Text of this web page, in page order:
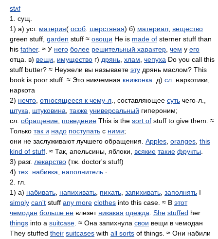
stʌf
1. сущ.
1) а) уст. материя( особ шерстяная) б) материал вещество
green stuff, garden stuff ≈ овощи He is made of sterner stuff than
his father. ≈ У него более решительный характер чем у его
отца. в) вещи имущество г) дрянь хлам чепуха Do you call this
stuff butter? ≈ Неужели вы называете эту дрянь маслом? This
book is poor stuff. ≈ Это никчемная книжонка . д) сл. наркотики,
наркота
2) нечто относящееся к чему-л ., составляющее суть чего-л.,
штука
штуковина также универсальный гипероним;
сл. обращение поведение This is the sort of stuff to give them. ≈
Только так и надо поступать с ними;
они не заслуживают лучшего обращения. Apples oranges this
kind of stuff . ≈ Так, апельсины, яблоки, всякие такие фрукты
3) разг. лекарство (тж. doctor's stuff)
4) тех. набивка наполнитель ∙
2. гл.
1) а) набивать напихивать пихать запихивать заполнять I
simply can't stuff any more clothes into this case. ≈ В этот
чемодан больше не влезет никакая одежда She stuffed her
things into a suitcase . ≈ Она запихнула свои вещи в чемодан
They stuffed their suitcases with all sorts of things. ≈ Они набили